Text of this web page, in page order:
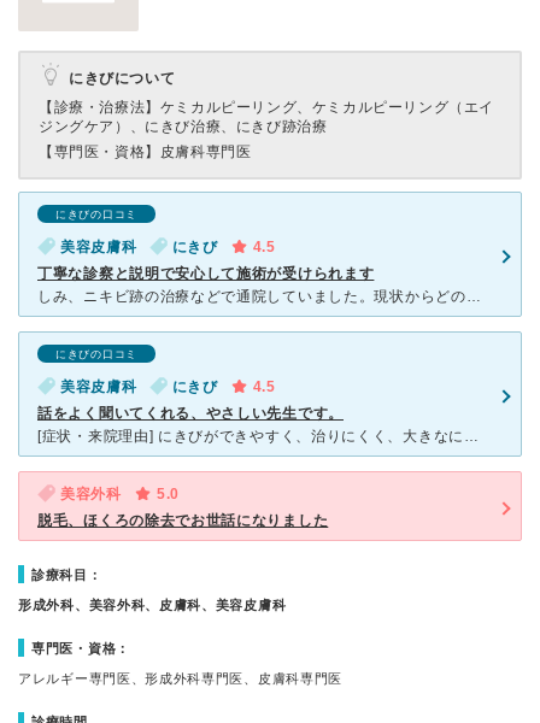
にきびについて
【診療・治療法】 ケミカルピーリング、ケミカルピーリング（エイ
ジングケア）、にきび治療、にきび跡治療
【専門医・資格】 皮膚科専門医
にきびの口コミ
美容皮膚科 にきび
4.5
丁寧な診察と説明で安心して施術が受けられます
しみ、ニキビ跡の治療などで通院していました。現状からどのような治療ができるか、患者側からの希望を聞いたうえで、丁寧にアドバイスしてくださいます。看護師さんの対応や説明もとても分かりやすいです。中に入っ
にきびの口コミ
美容皮膚科 にきび
4.5
話をよく聞いてくれる、やさしい先生です。
[症状・来院理由] にきびができやすく、治りにくく、大きなにきびがよくできていました。今まで色んな皮膚科に行き、飲み薬や塗り薬、ピーリングなどしてきましたが治りませんでした。夫の転勤で東京に引っ越し
美容外科
5.0
脱毛、ほくろの除去でお世話になりました
診療科目：
形成外科、美容外科、皮膚科、美容皮膚科
専門医・資格：
アレルギー専門医、形成外科専門医、皮膚科専門医